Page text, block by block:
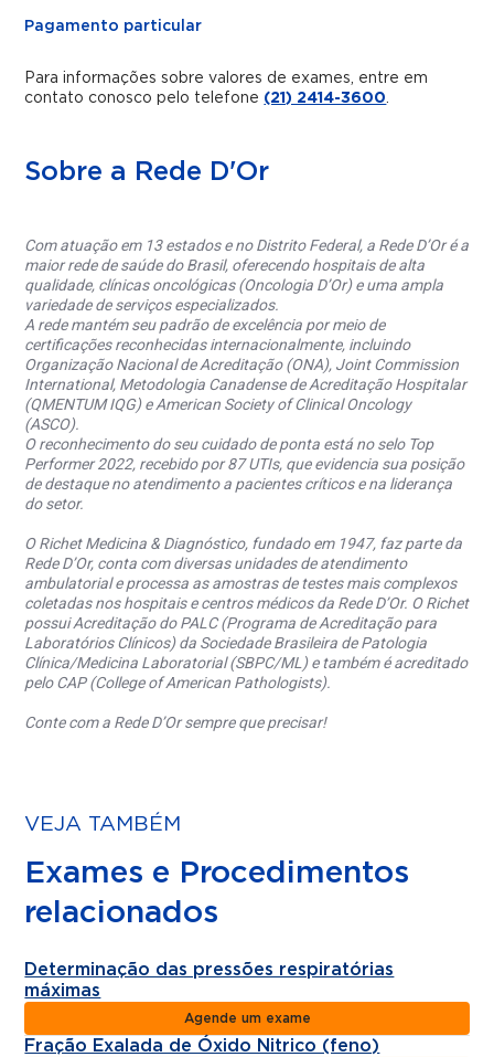
Pagamento particular
Para informações sobre valores de exames, entre em
contato conosco pelo telefone (21) 2414-3600.
Sobre a Rede D'Or
Com atuação em 13 estados e no Distrito Federal, a Rede D’Or é a
maior rede de saúde do Brasil, oferecendo hospitais de alta
qualidade, clínicas oncológicas (Oncologia D’Or) e uma ampla
variedade de serviços especializados.
A rede mantém seu padrão de excelência por meio de
certificações reconhecidas internacionalmente, incluindo
Organização Nacional de Acreditação (ONA), Joint Commission
International, Metodologia Canadense de Acreditação Hospitalar
(QMENTUM IQG) e American Society of Clinical Oncology
(ASCO).
O reconhecimento do seu cuidado de ponta está no selo Top
Performer 2022, recebido por 87 UTIs, que evidencia sua posição
de destaque no atendimento a pacientes críticos e na liderança
do setor.
O Richet Medicina & Diagnóstico, fundado em 1947, faz parte da
Rede D’Or, conta com diversas unidades de atendimento
ambulatorial e processa as amostras de testes mais complexos
coletadas nos hospitais e centros médicos da Rede D’Or. O Richet
possui Acreditação do PALC (Programa de Acreditação para
Laboratórios Clínicos) da Sociedade Brasileira de Patologia
Clínica/Medicina Laboratorial (SBPC/ML) e também é acreditado
pelo CAP (College of American Pathologists).
Conte com a Rede D’Or sempre que precisar!
VEJA TAMBÉM
Exames e Procedimentos
relacionados
Determinação das pressões respiratórias
máximas
Agende um exame
Fração Exalada de Óxido Nitrico (feno)